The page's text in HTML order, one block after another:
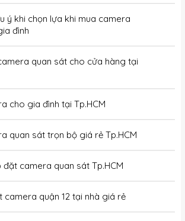
ý khi chọn lựa khi mua camera
đình
quan sát cho cửa hàng tại
cho gia đình tại Tp.HCM
quan sát trọn bộ giá rẻ Tp.HCM
đặt camera quan sát Tp.HCM
camera quận 12 tại nhà giá rẻ